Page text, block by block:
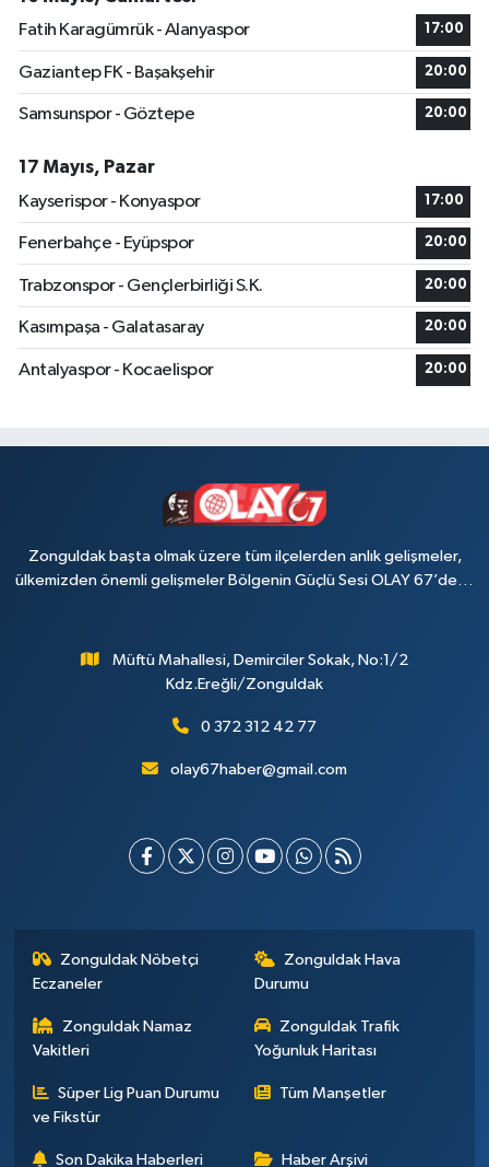
Fatih Karagümrük - Alanyaspor
17:00
Gaziantep FK - Başakşehir 20:00
Samsunspor - Göztepe 20:00
17 Mayıs, Pazar
Kayserispor - Konyaspor
17:00
Fenerbahçe - Eyüpspor 20:00
Trabzonspor - Gençlerbirliği S.K. 20:00
Kasımpaşa - Galatasaray 20:00
Antalyaspor - Kocaelispor 20:00
Zonguldak başta olmak üzere tüm ilçelerden anlık gelişmeler,
ülkemizden önemli gelişmeler Bölgenin Güçlü Sesi OLAY 67’de…
Müftü Mahallesi, Demirciler Sokak, No:1/2
Kdz.Ereğli/Zonguldak
0 372 312 42 77
olay67haber@gmail.com
Zonguldak Nöbetçi
Eczaneler
Zonguldak Hava
Durumu
Zonguldak Namaz
Vakitleri
Zonguldak Trafik
Yoğunluk Haritası
Süper Lig Puan Durumu
ve Fikstür
Tüm Manşetler
Son Dakika Haberleri Haber Arşivi